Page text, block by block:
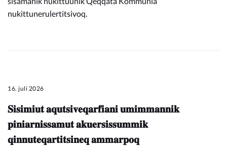
nukittunerulertitsivoq.
16. juli 2026
𝐒𝐢𝐬𝐢𝐦𝐢𝐮𝐭 𝐚𝐪𝐮𝐭𝐬𝐢𝐯𝐞𝐪𝐚𝐫𝐟𝐢𝐚𝐧𝐢 𝐮𝐦𝐢𝐦𝐦𝐚𝐧𝐧𝐢𝐤
𝐩𝐢𝐧𝐢𝐚𝐫𝐧𝐢𝐬𝐬𝐚𝐦𝐮𝐭 𝐚𝐤𝐮𝐞𝐫𝐬𝐢𝐬𝐬𝐮𝐦𝐦𝐢𝐤
𝐪𝐢𝐧𝐧𝐮𝐭𝐞𝐪𝐚𝐫𝐭𝐢𝐭𝐬𝐢𝐧𝐞𝐪 𝐚𝐦𝐦𝐚𝐫𝐩𝐨𝐪